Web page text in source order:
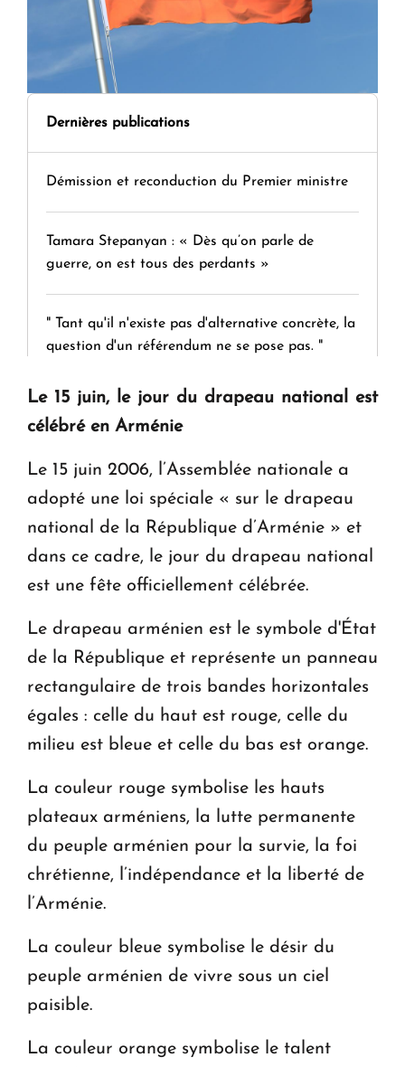
Dernières publications
Démission et reconduction du Premier ministre
Tamara Stepanyan : « Dès qu’on parle de
guerre, on est tous des perdants »
" Tant qu'il n'existe pas d'alternative concrète, la
question d'un référendum ne se pose pas. "
KASA : 30 ans d'audace, de résilience et d'avenir
en Arménie
Le premier hôtel Hyatt Regency d'Arménie
ouvrira ses portes à Dilijan
Le 15 juin, le jour du drapeau national est
célébré en Arménie
Le 15 juin 2006, l’Assemblée nationale a
adopté une loi spéciale « sur le drapeau
national de la République d’Arménie » et
dans ce cadre, le jour du drapeau national
est une fête officiellement célébrée.
Le drapeau arménien est le symbole d'État
de la République et représente un panneau
rectangulaire de trois bandes horizontales
égales : celle du haut est rouge, celle du
milieu est bleue et celle du bas est orange.
La couleur rouge symbolise les hauts
plateaux arméniens, la lutte permanente
du peuple arménien pour la survie, la foi
chrétienne, l’indépendance et la liberté de
l’Arménie.
La couleur bleue symbolise le désir du
peuple arménien de vivre sous un ciel
paisible.
La couleur orange symbolise le talent